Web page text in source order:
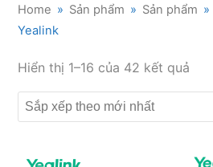
Home » Sản phẩm » Sản phẩm »
Yealink
Hiển thị 1–16 của 42 kết quả
sắp
xếp
theo